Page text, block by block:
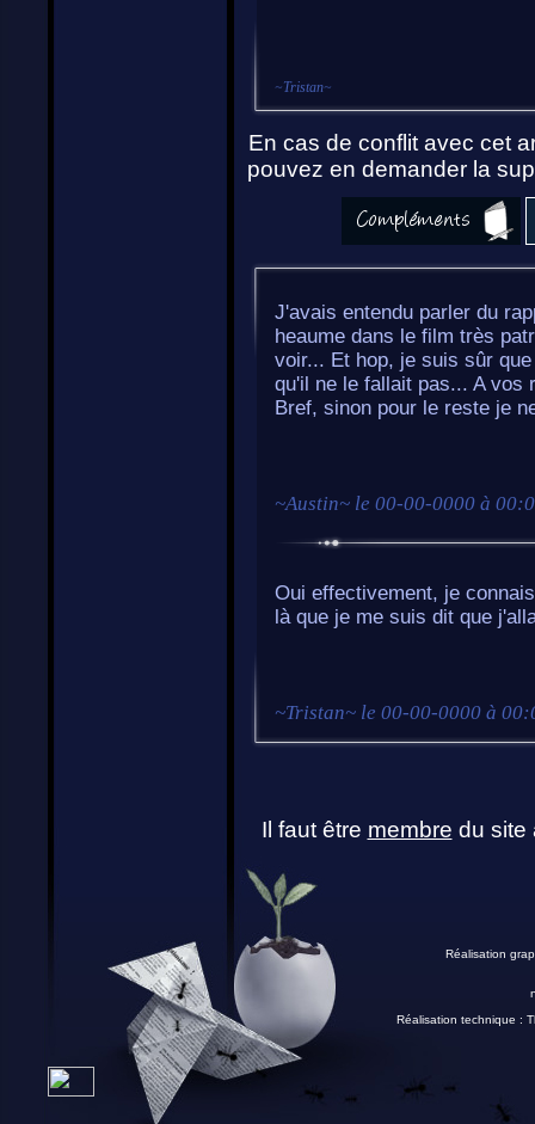
~Tristan~
En cas de conflit avec cet
pouvez en demander la
J'avais entendu parler du
heaume dans le film très
voir... Et hop, je suis sûr
qu'il ne le fallait pas... A vos
Bref, sinon pour le reste je
~Austin~ le 00-00-0000 à
Oui effectivement, je
là que je me suis dit que
~Tristan~ le 00-00-0000 à
Il faut être membre du site
Réalisation
Réalisation technique :